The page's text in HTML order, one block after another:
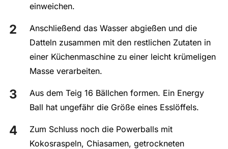
einweichen.
Anschließend das Wasser abgießen und die
Datteln zusammen mit den restlichen Zutaten in
einer Küchenmaschine zu einer leicht krümeligen
Masse verarbeiten.
Aus dem Teig 16 Bällchen formen. Ein Energy
Ball hat ungefähr die Größe eines Esslöffels.
Zum Schluss noch die Powerballs mit
Kokosraspeln, Chiasamen, getrockneten